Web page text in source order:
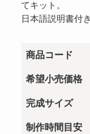
てキット。
日本語説明書付
商品コード
希望小売価格
完成サイズ
制作時間目安